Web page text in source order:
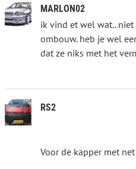
MARLON02
ik vind et wel wat..
ombouw. heb je wel
dat ze niks met het
RS2
Voor de kapper met